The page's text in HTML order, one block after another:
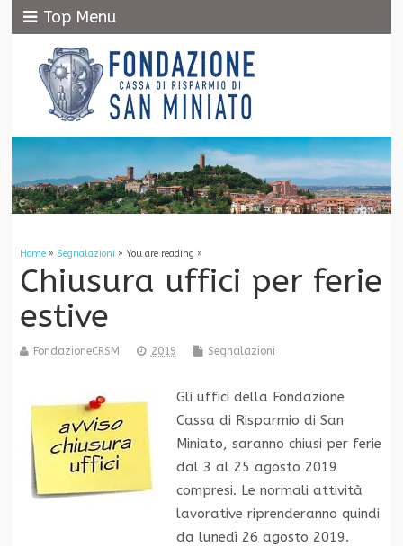
Top Menu
Home» Segnalazioni » You are reading »
Chiusura uffici per ferie
estive
FondazioneCRSM 2019 Segnalazioni
Gli uffici della Fondazione
Cassa di Risparmio di San
Miniato, saranno chiusi per ferie
dal 3 al 25 agosto 2019
compresi. Le normali attività
lavorative riprenderanno quindi
da lunedì 26 agosto 2019.